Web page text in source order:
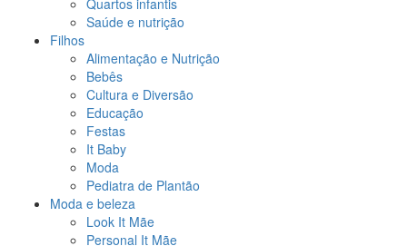
Quartos infantis
Saúde e nutrição
Filhos
Alimentação e Nutrição
Bebês
Cultura e Diversão
Educação
Festas
It Baby
Moda
Pediatra de Plantão
Moda e beleza
Look It Mãe
Personal It Mãe